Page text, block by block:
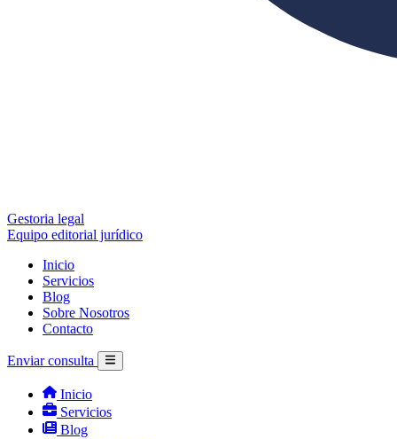
Gestoria legal
Equipo editorial jurídico
Inicio
Servicios
Blog
Sobre Nosotros
Contacto
Enviar consulta
Inicio
Servicios
Blog